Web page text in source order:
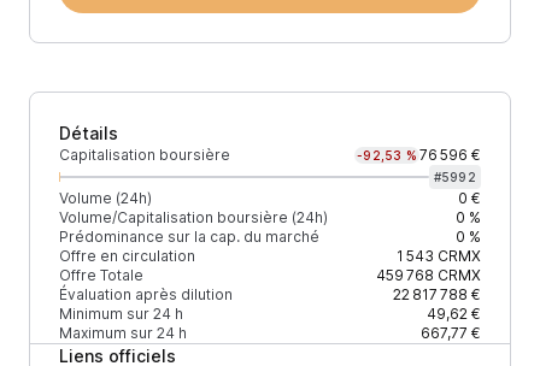
Détails
Capitalisation boursière -92,53 % 76 596 €
#5992
Volume (24h)
0 €
Volume/Capitalisation boursière (24h)
0 %
Prédominance sur la cap. du marché
0 %
Offre en circulation
1 543 CRMX
Offre Totale
459 768 CRMX
Évaluation après dilution
22 817 788 €
Minimum sur 24 h
49,62 €
Maximum sur 24 h
667,77 €
Liens officiels